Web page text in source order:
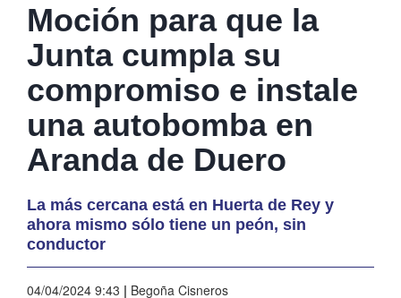
Moción para que la
Junta cumpla su
compromiso e instale
una autobomba en
Aranda de Duero
La más cercana está en Huerta de Rey y
ahora mismo sólo tiene un peón, sin
conductor
04/04/2024 9:43 | Begoña Cisneros